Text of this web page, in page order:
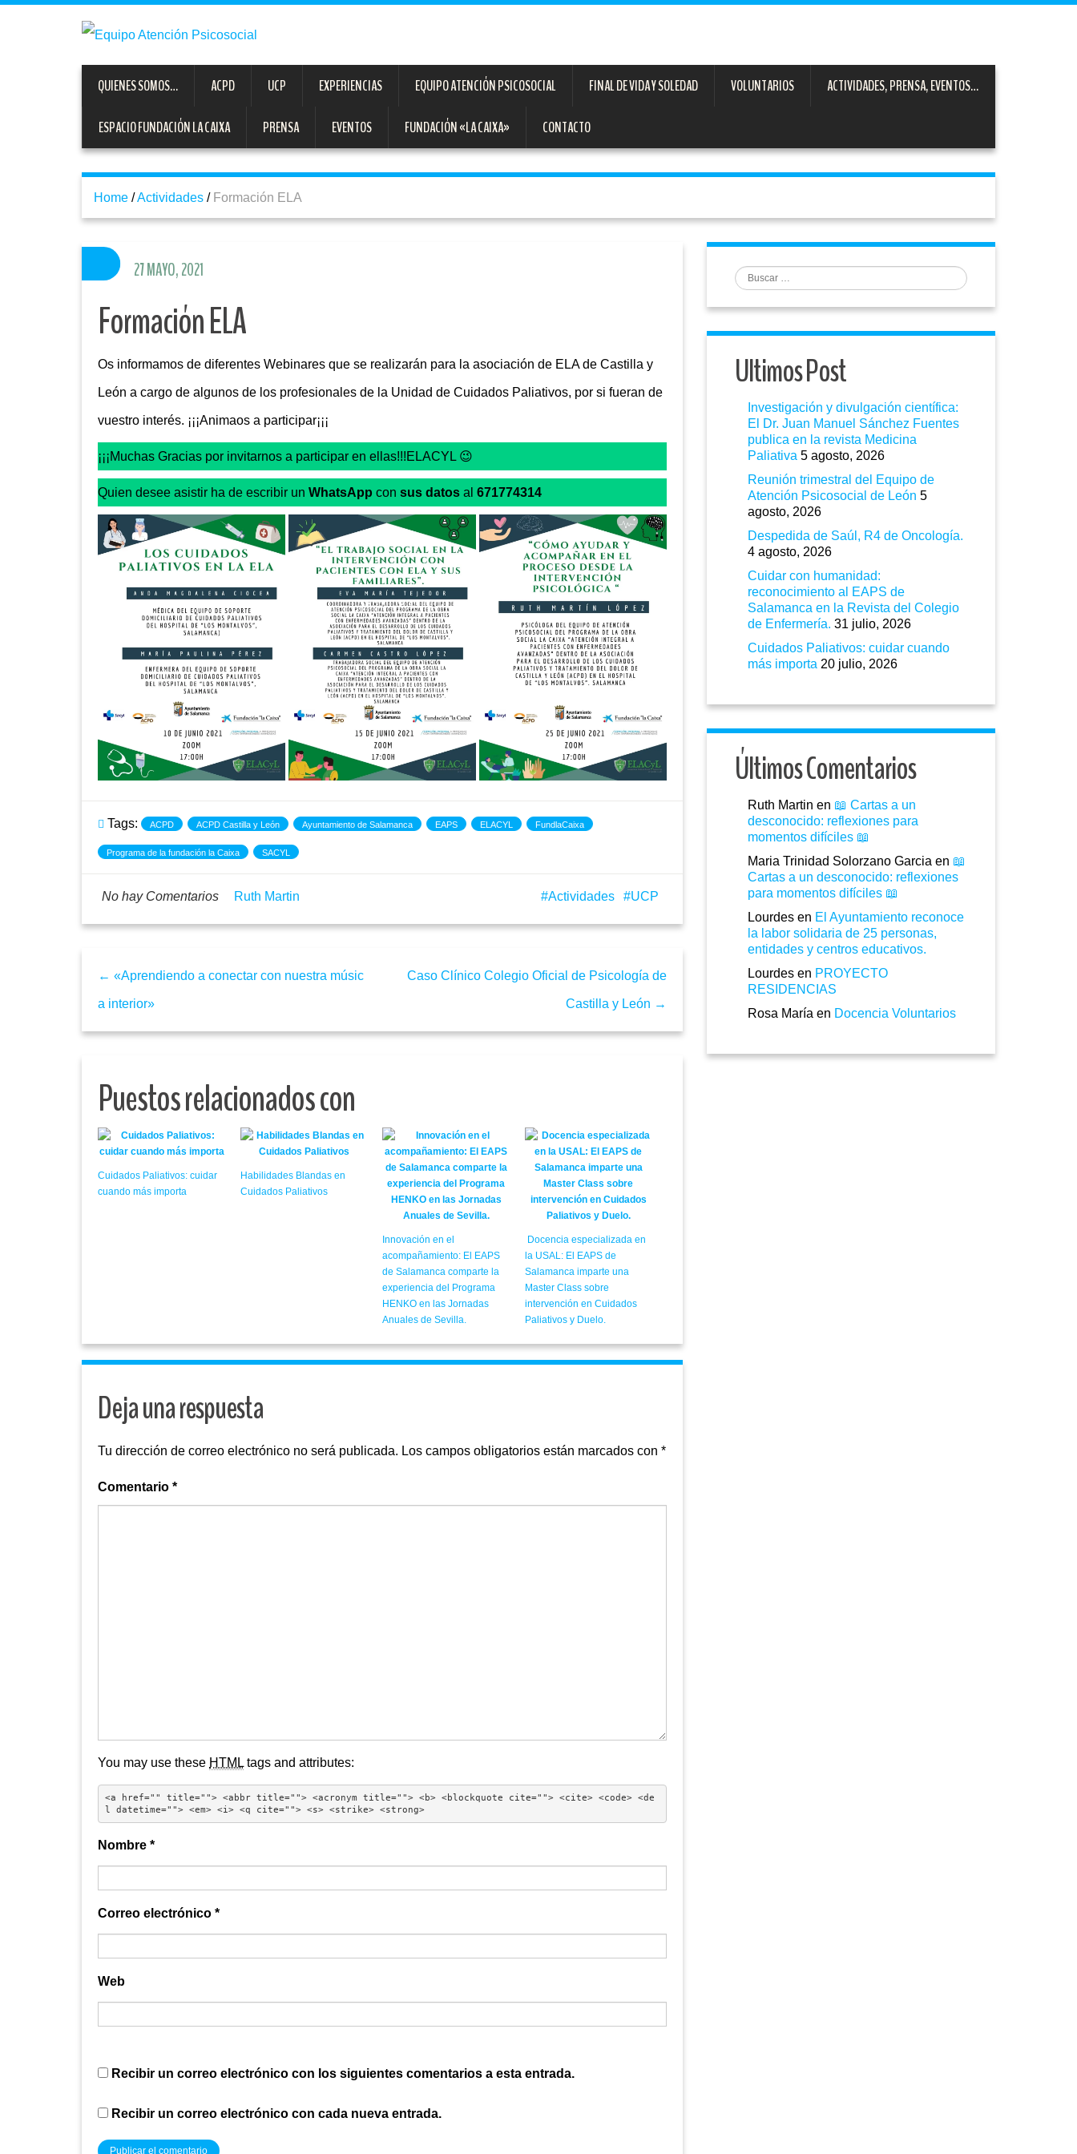
QUIENES SOMOS… ACPD UCP EXPERIENCIAS EQUIPO ATENCIÓN PSICOSOCIAL FINAL DE VIDA Y SOLEDAD VOLUNTARIOS ACTIVIDADES, PRENSA, EVENTOS…
ESPACIO FUNDACIÓN LA CAIXA PRENSA EVENTOS FUNDACIÓN «LA CAIXA» CONTACTO
Home /Actividades / Formación ELA
Formación ELA
Os informamos de diferentes Webinares que se realizarán para la asociación de ELA de Castilla y
León a cargo de algunos de los profesionales de la Unidad de Cuidados Paliativos, por si fueran de
vuestro interés. ¡¡¡Animaos a participar¡¡¡
¡¡¡Muchas Gracias por invitarnos a participar en ellas!!!ELACYL 😉
Quien desee asistir ha de escribir un WhatsApp con sus datos al 671774314
Tags: ACPD ACPD Castilla y León Ayuntamiento de Salamanca EAPS ELACYL FundlaCaixa
Programa de la fundación la Caixa SACYL
27 MAYO, 2021
Actividades UCP
No hay Comentarios Ruth Martin
← «Aprendiendo a conectar con nuestra músic
a interior»
Caso Clínico Colegio Oficial de Psicología de
Castilla y León →
Puestos relacionados con
Cuidados Paliativos: cuidar
cuando más importa
Habilidades Blandas en
Cuidados Paliativos
Innovación en el
acompañamiento: El EAPS
de Salamanca comparte la
experiencia del Programa
HENKO en las Jornadas
Anuales de Sevilla.
Docencia especializada en
la USAL: El EAPS de
Salamanca imparte una
Master Class sobre
intervención en Cuidados
Paliativos y Duelo.
Deja una respuesta
Tu dirección de correo electrónico no será publicada. Los campos obligatorios están marcados con *
Comentario *
You may use these HTML tags and attributes:
<a href="" title=""> <abbr title=""> <acronym title=""> <b> <blockquote cite=""> <cite> <code> <de
l datetime=""> <em> <i> <q cite=""> <s> <strike> <strong>
Nombre *
Correo electrónico *
Web
Recibir un correo electrónico con los siguientes comentarios a esta entrada.
Recibir un correo electrónico con cada nueva entrada.
Buscar
Ultimos Post
Investigación y divulgación científica:
El Dr. Juan Manuel Sánchez Fuentes
publica en la revista Medicina
Paliativa 5 agosto, 2026
Reunión trimestral del Equipo de
Atención Psicosocial de León 5
agosto, 2026
Despedida de Saúl, R4 de Oncología.
4 agosto, 2026
Cuidar con humanidad:
reconocimiento al EAPS de
Salamanca en la Revista del Colegio
de Enfermería. 31 julio, 2026
Cuidados Paliativos: cuidar cuando
más importa 20 julio, 2026
Últimos Comentarios
Ruth Martin en 📖 Cartas a un
desconocido: reflexiones para
momentos difíciles 📖
Maria Trinidad Solorzano Garcia en 📖
Cartas a un desconocido: reflexiones
para momentos difíciles 📖
Lourdes en El Ayuntamiento reconoce
la labor solidaria de 25 personas,
entidades y centros educativos.
Lourdes en PROYECTO
RESIDENCIAS
Rosa María en Docencia Voluntarios